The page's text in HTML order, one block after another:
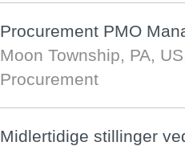
Procurement PMO
Moon Township, PA,
Procurement
Midlertidige stillinger